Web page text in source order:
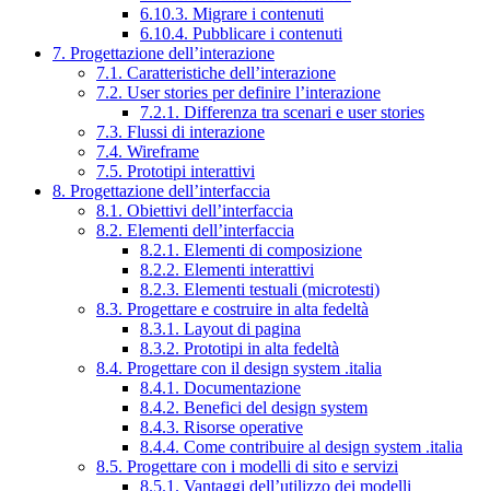
6.10.3. Migrare i contenuti
6.10.4. Pubblicare i contenuti
7. Progettazione dell’interazione
7.1. Caratteristiche dell’interazione
7.2. User stories per definire l’interazione
7.2.1. Differenza tra scenari e user stories
7.3. Flussi di interazione
7.4. Wireframe
7.5. Prototipi interattivi
8. Progettazione dell’interfaccia
8.1. Obiettivi dell’interfaccia
8.2. Elementi dell’interfaccia
8.2.1. Elementi di composizione
8.2.2. Elementi interattivi
8.2.3. Elementi testuali (microtesti)
8.3. Progettare e costruire in alta fedeltà
8.3.1. Layout di pagina
8.3.2. Prototipi in alta fedeltà
8.4. Progettare con il design system .italia
8.4.1. Documentazione
8.4.2. Benefici del design system
8.4.3. Risorse operative
8.4.4. Come contribuire al design system .italia
8.5. Progettare con i modelli di sito e servizi
8.5.1. Vantaggi dell’utilizzo dei modelli